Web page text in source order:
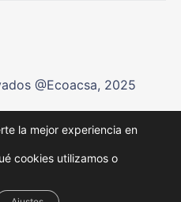
@Ecoacsa, 2025
la mejor experiencia en
cookies utilizamos o